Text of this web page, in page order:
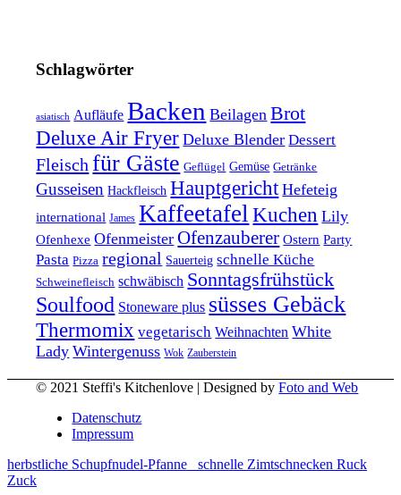
Schlagwörter
asiatisch Aufläufe Backen Beilagen Brot
Deluxe Air Fryer Deluxe Blender Dessert
Fleisch für Gäste Geflügel Gemüse Getränke
Gusseisen Hackfleisch Hauptgericht Hefeteig
international James Kaffeetafel Kuchen Lily
Ofenhexe Ofenmeister Ofenzauberer Ostern Party
Pasta Pizza regional Sauerteig schnelle Küche
Schweinefleisch schwäbisch Sonntagsfrühstück
Soulfood Stoneware plus süsses Gebäck
Thermomix vegetarisch Weihnachten White
Lady Wintergenuss Wok Zauberstein
© 2021 Steffi's Kitchenlove | Designed byFoto and Web
Datenschutz
Impressum
herbstliche Schupfnudel-Pfanne
schnelle Zimtschnecken Ruck
Zuck